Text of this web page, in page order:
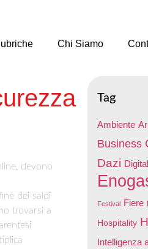
Chi Siamo
devono
dei saldi
trovarsi a
Tag
Ambiente
Business
Dazi
Festival Fiere
Hospitality
Intelligenza